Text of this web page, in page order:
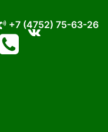
+7 (4752) 75-63-26